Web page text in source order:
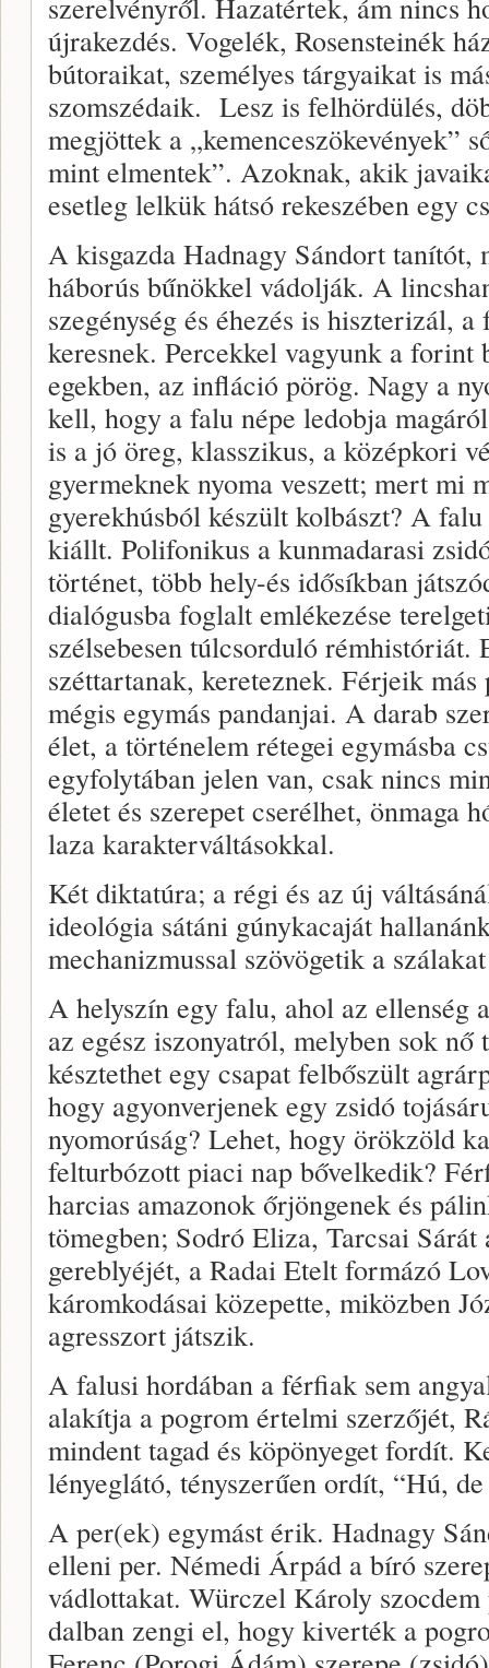
újrakezdés. Vogelék, Rosensteinék
bútoraikat, személyes tárgyaikat is
szomszédaik. Lesz is felhördülés,
megjöttek a „kemenceszökevények”
mint elmentek”. Azoknak, akik
esetleg lelkük hátsó rekeszében egy
A kisgazda Hadnagy Sándort tanítót,
háborús bűnökkel vádolják. A
szegénység és éhezés is hiszterizál,
keresnek. Percekkel vagyunk a forint
egekben, az infláció pörög. Nagy a
kell, hogy a falu népe ledobja
is a jó öreg, klasszikus, a középkori
gyermeknek nyoma veszett; mert mi
gyerekhúsból készült kolbászt? A
kiállt. Polifonikus a kunmadarasi
történet, több hely-és idősíkban
dialógusba foglalt emlékezése
szélsebesen túlcsorduló rémhistóriát.
széttartanak, kereteznek. Férjeik
mégis egymás pandanjai. A darab
élet, a történelem rétegei egymásba
egyfolytában jelen van, csak nincs
életet és szerepet cserélhet, önmaga
laza karakterváltásokkal.
Két diktatúra; a régi és az új
ideológia sátáni gúnykacaját
mechanizmussal szövögetik a
A helyszín egy falu, ahol az ellenség
az egész iszonyatról, melyben sok
késztethet egy csapat felbőszült
hogy agyonverjenek egy zsidó
nyomorúság? Lehet, hogy örökzöld
felturbózott piaci nap bővelkedik?
harcias amazonok őrjöngenek és
tömegben; Sodró Eliza, Tarcsai
gereblyéjét, a Radai Etelt formázó
káromkodásai közepette, miközben
agresszort játszik.
A falusi hordában a férfiak sem
alakítja a pogrom értelmi szerzőjét,
mindent tagad és köpönyeget fordít.
lényeglátó, tényszerűen ordít, “Hú,
A per(ek) egymást érik. Hadnagy
elleni per. Némedi Árpád a bíró
vádlottakat. Würczel Károly
dalban zengi el, hogy kiverték a